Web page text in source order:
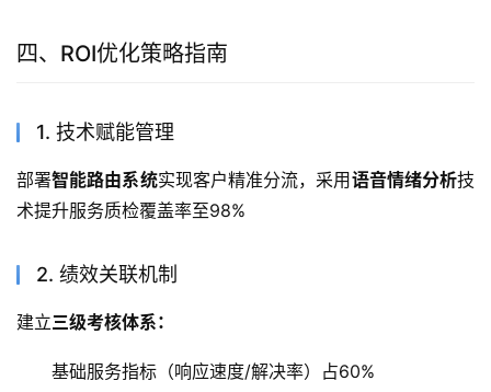
四、ROI优化策略指南
1. 技术赋能管理
部署智能路由系统实现客户精准分流，采用语音情绪分析技
术提升服务质检覆盖率至98%
2. 绩效关联机制
建立三级考核体系：
基础服务指标（响应速度/解决率）占60%